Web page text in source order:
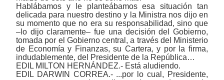
Hablábamos y le planteábamos esa situación tan
delicada para nuestro destino y la Ministra nos dijo en
su momento que no era su responsabilidad, sino que
‒lo dijo claramente‒ fue una decisión del Gobierno,
tomada por el Gobierno central, a través del Ministerio
de Economía y Finanzas, su Cartera, y por la firma,
indudablemente, del Presidente de la República…
EDIL MILTON HERNÁNDEZ.- Está aludiendo.
EDIL DARWIN CORREA.- ...por lo cual, Presidente,